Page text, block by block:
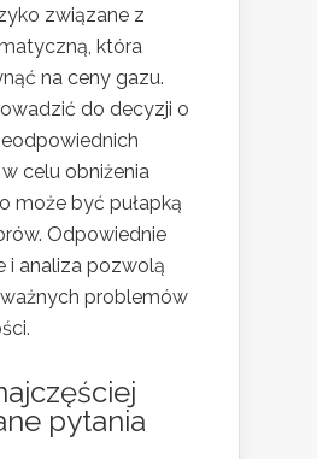
związane z
która
na ceny gazu.
do decyzji o
celu obniżenia
może być pułapką
Odpowiednie
i analiza pozwolą
problemów
pytania